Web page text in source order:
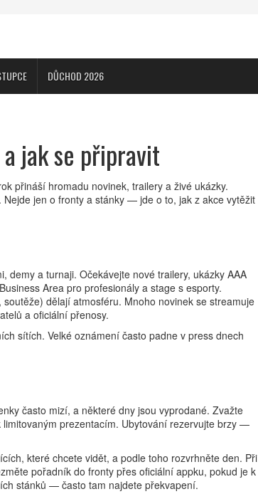
DŮCHOD 2026
jak se připravit
přináší hromadu novinek, trailery a živé ukázky.
jen o fronty a stánky — jde o to, jak z akce vytěžit
demy a turnaji. Očekávejte nové trailery, ukázky AAA
Area pro profesionály a stage s esporty.
dělají atmosféru. Mnoho novinek se streamuje
a oficiální přenosy.
sítích. Velké oznámení často padne v press dnech
často mizí, a některé dny jsou vyprodané. Zvažte
prezentacím. Ubytování rezervujte brzy —
které chcete vidět, a podle toho rozvrhněte den. Při
pořadník do fronty přes oficiální appku, pokud je k
stánků — často tam najdete překvapení.